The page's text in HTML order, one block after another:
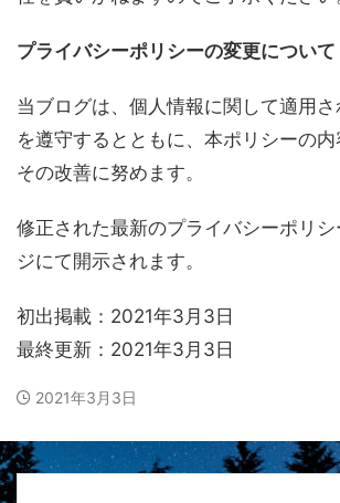
プライバシーポリシーの変更について
当ブログは、個人情報に関して適用
を遵守するとともに、本ポリシーの
その改善に努めます。
修正された最新のプライバシーポリ
ジにて開示されます。
初出掲載：2021年3月3日
最終更新：2021年3月3日
2021年3月3日